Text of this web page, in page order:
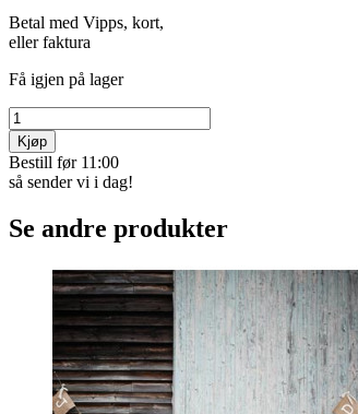
Betal med Vipps, kort,
eller faktura
Få igjen på lager
Kjøp
Bestill før 11:00
så sender vi i dag!
Se andre produkter